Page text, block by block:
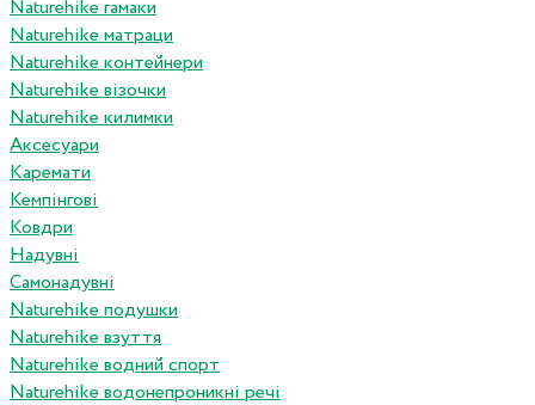
Naturehike гамаки
Naturehike матраци
Naturehike контейнери
Naturehike візочки
Naturehike килимки
Аксесуари
Каремати
Кемпінгові
Ковдри
Надувні
Самонадувні
Naturehike подушки
Naturehike взуття
Naturehike водний спорт
Naturehike водонепроникні речі